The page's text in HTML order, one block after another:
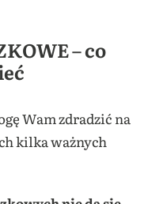
– co
Wam zdradzić na
kilka ważnych